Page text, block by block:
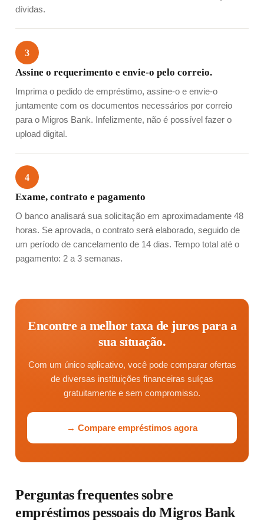
dívidas.
3
Assine o requerimento e envie-o pelo correio.
Imprima o pedido de empréstimo, assine-o e envie-o
juntamente com os documentos necessários por correio
para o Migros Bank. Infelizmente, não é possível fazer o
upload digital.
4
Exame, contrato e pagamento
O banco analisará sua solicitação em aproximadamente 48
horas. Se aprovada, o contrato será elaborado, seguido de
um período de cancelamento de 14 dias. Tempo total até o
pagamento: 2 a 3 semanas.
Encontre a melhor taxa de juros para a
sua situação.
Com um único aplicativo, você pode comparar ofertas
de diversas instituições financeiras suíças
gratuitamente e sem compromisso.
→ Compare empréstimos agora
Perguntas frequentes sobre
empréstimos pessoais do Migros Bank